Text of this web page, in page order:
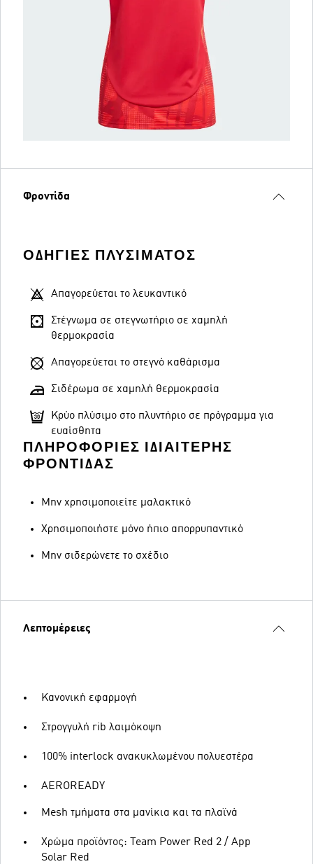
Φροντίδα
ΟΔΗΓΊΕΣ ΠΛΥΣΊΜΑΤΟΣ
Απαγορεύεται το λευκαντικό
Στέγνωμα σε στεγνωτήριο σε χαμηλή
θερμοκρασία
Απαγορεύεται το στεγνό καθάρισμα
Σιδέρωμα σε χαμηλή θερμοκρασία
Κρύο πλύσιμο στο πλυντήριο σε πρόγραμμα για
ευαίσθητα
ΠΛΗΡΟΦΟΡΊΕΣ ΙΔΙΑΊΤΕΡΗΣ
ΦΡΟΝΤΊΔΑΣ
Μην χρησιμοποιείτε μαλακτικό
Χρησιμοποιήστε μόνο ήπιο απορρυπαντικό
Μην σιδερώνετε το σχέδιο
Λεπτομέρειες
Κανονική εφαρμογή
Στρογγυλή rib λαιμόκοψη
100% interlock ανακυκλωμένου πολυεστέρα
AEROREADY
Mesh τμήματα στα μανίκια και τα πλαϊνά
Χρώμα προϊόντος: Team Power Red 2 / App
Solar Red